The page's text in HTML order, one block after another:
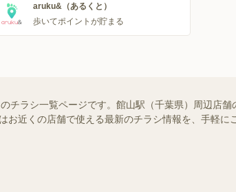
aruku&（あるくと）
歩いてポイントが貯まる
チラシ一覧ページです。館山駅（千葉県）周辺店
お近くの店舗で使える最新のチラシ情報を、手軽